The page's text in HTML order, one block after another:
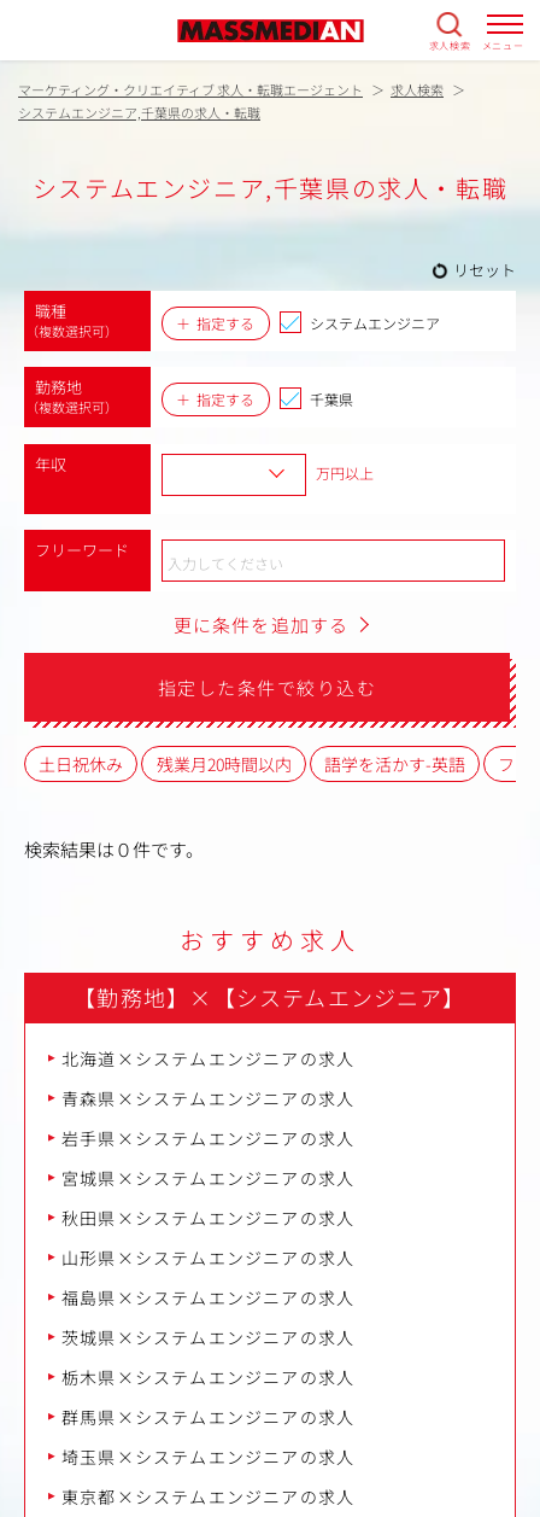
求人検索 メニュー
マーケティング・クリエイティブ 求人・転職エージェント
求人検索
システムエンジニア,千葉県の求人・転職
システムエンジニア,千葉県の求人・転職
リセット
職種
（複数選択可） 指定する システムエンジニア
勤務地
（複数選択可） 指定する 千葉県
年収 万円以上
フリーワード
更に条件を追加する
指定した条件で絞り込む
土日祝休み 残業月20時間以内 語学を活かす-英語 フレ
検索結果は０件です。
おすすめ求人
【勤務地】 × 【システムエンジニア】
北海道×システムエンジニアの求人
青森県×システムエンジニアの求人
岩手県×システムエンジニアの求人
宮城県×システムエンジニアの求人
秋田県×システムエンジニアの求人
山形県×システムエンジニアの求人
福島県×システムエンジニアの求人
茨城県×システムエンジニアの求人
栃木県×システムエンジニアの求人
群馬県×システムエンジニアの求人
埼玉県×システムエンジニアの求人
東京都×システムエンジニアの求人